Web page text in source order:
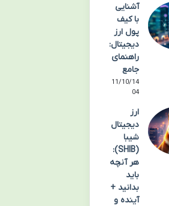
آشنایی
با کیف
پول ارز
دیجیتال:
راهنمای
جامع
11/10/14
04
ارز
دیجیتال
شیبا
(SHIB):
هر آنچه
باید
بدانید +
آینده و